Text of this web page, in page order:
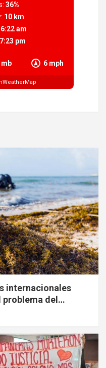
mb 6 mph
36%
10 km
6:22 am
7:23 pm
internacionales
del